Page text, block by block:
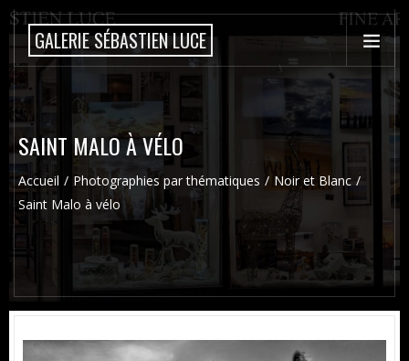
GALERIE SÉBASTIEN LUCE
SAINT MALO À VÉLO
Accueil Photographies par thématiques
Noir et Blanc
Saint Malo à vélo